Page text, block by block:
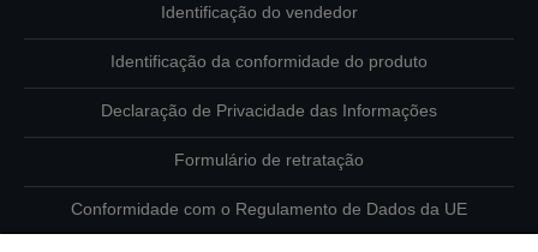
Identificação do vendedor
Identificação da conformidade do produto
Declaração de Privacidade das Informações
Formulário de retratação
Conformidade com o Regulamento de Dados da UE